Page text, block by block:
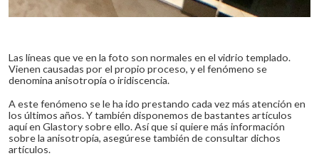
Las líneas que ve en la foto son normales en el vidrio templado.
Vienen causadas por el propio proceso, y el fenómeno se
denomina anisotropía o iridiscencia.
A este fenómeno se le ha ido prestando cada vez más atención en
los últimos años. Y también disponemos de bastantes artículos
aquí en Glastory sobre ello. Así que si quiere más información
sobre la anisotropía, asegúrese también de consultar dichos
artículos.